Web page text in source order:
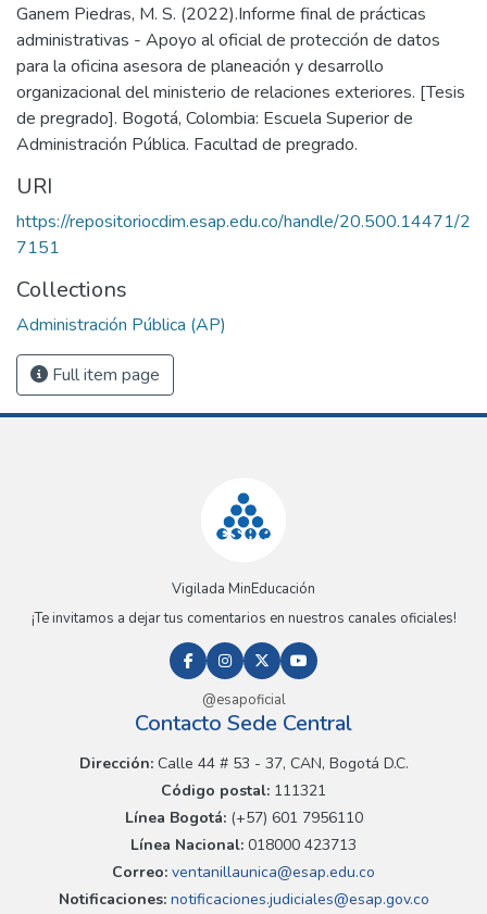
Ganem Piedras, M. S. (2022).Informe final de prácticas
administrativas - Apoyo al oficial de protección de datos
para la oficina asesora de planeación y desarrollo
organizacional del ministerio de relaciones exteriores. [Tesis
de pregrado]. Bogotá, Colombia: Escuela Superior de
Administración Pública. Facultad de pregrado.
URI
https://repositoriocdim.esap.edu.co/handle/20.500.14471/2
7151
Collections
Administración Pública (AP)
Full item page
Vigilada MinEducación
¡Te invitamos a dejar tus comentarios en nuestros canales oficiales!
@esapoficial
Contacto Sede Central
Dirección:Calle 44 # 53 - 37, CAN, Bogotá D.C.
Código postal: 111321
Línea Bogotá:(+57) 601 7956110
Línea Nacional: 018000 423713
Correo: ventanillaunica@esap.edu.co
Notificaciones:notificaciones.judiciales@esap.gov.co